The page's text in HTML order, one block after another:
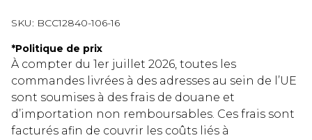
SKU: BCC12840-106-16
*Politique de prix
À compter du 1er juillet 2026, toutes les
commandes livrées à des adresses au sein de l’UE
sont soumises à des frais de douane et
d’importation non remboursables. Ces frais sont
facturés afin de couvrir les coûts liés à